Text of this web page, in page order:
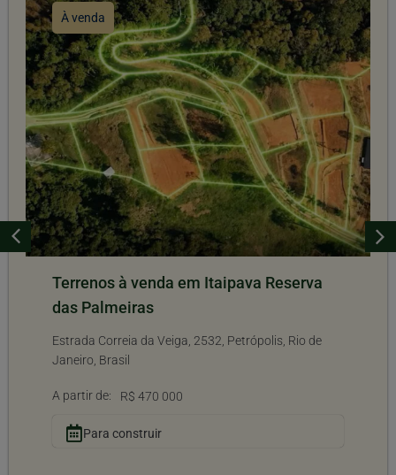
À venda
Terrenos à venda em Itaipava Reserva
das Palmeiras
Estrada Correia da Veiga, 2532, Petrópolis, Rio de
Janeiro, Brasil
A partir de: R$ 470 000
Para construir